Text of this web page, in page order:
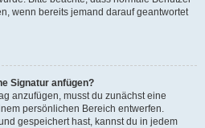
wenn bereits jemand darauf geantwortet
Signatur anfügen?
anzufügen, musst du zunächst eine
persönlichen Bereich entwerfen.
gespeichert hast, kannst du in jedem